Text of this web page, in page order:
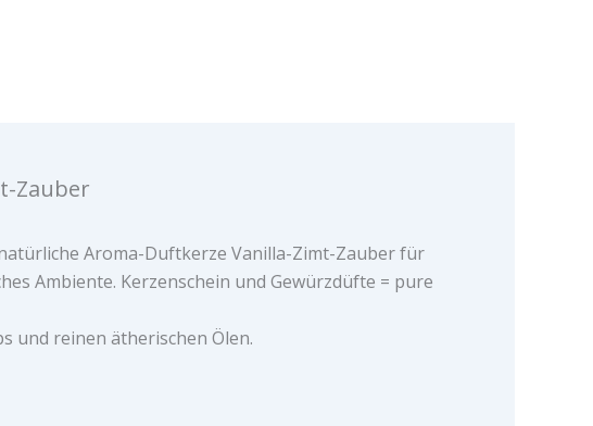
Zauber
Aroma-Duftkerze Vanilla-Zimt-Zauber für
Ambiente. Kerzenschein und Gewürzdüfte = pure
und reinen ätherischen Ölen.